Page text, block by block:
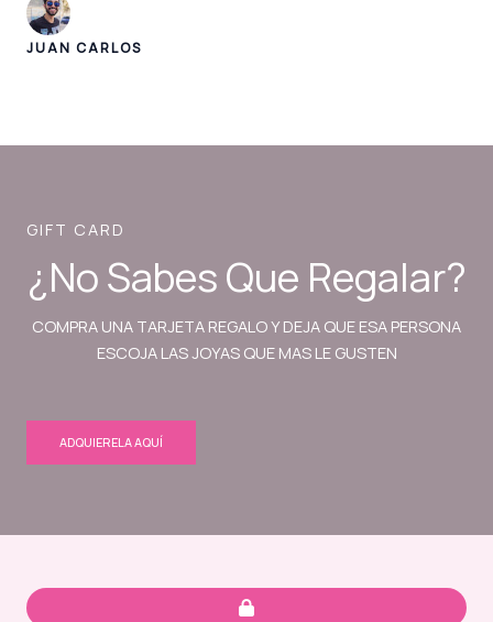
JUAN CARLOS
GIFT CARD
¿No Sabes Que Regalar?
COMPRA UNA TARJETA REGALO Y DEJA QUE ESA PERSONA
ESCOJA LAS JOYAS QUE MAS LE GUSTEN
ADQUIERELA AQUÍ